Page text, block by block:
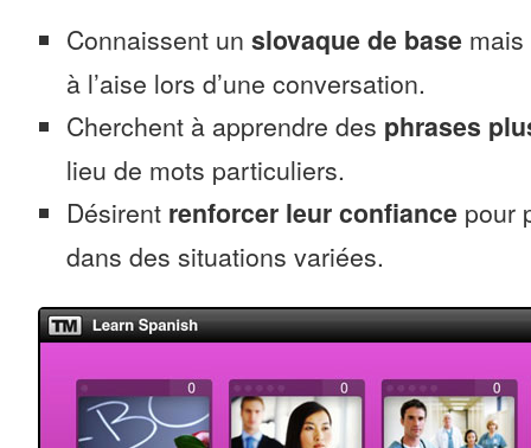
Connaissent un slovaque de base
à l’aise lors d’une conversation.
Cherchent à apprendre des phrases
lieu de mots particuliers.
Désirent renforcer leur confiance pour
dans des situations variées.